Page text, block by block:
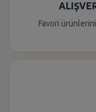
Favori